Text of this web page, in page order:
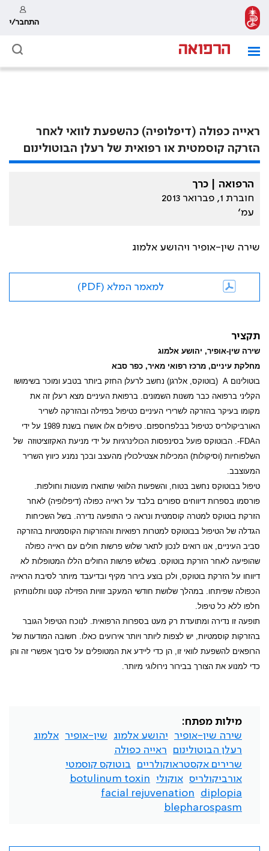
התחבר/י
ראייה כפולה (דיפלופיה) כהשפעת לוואי לאחר
הזרקה קוסמטית או רפואית של רעלן הבוטולינום
הרפואה | כרך
חוברת 1, פברואר 2013
עמ׳
שירה שין-אופיר ויהושע אלמוג
למאמר המלא (PDF)
תקציר
שירה שין-אופיר, יהושע אלמוג
מחלקת עיניים, מרכז רפואי מאיר, כפר סבא
בוטולינום A (בוטוקס, אלרגן) נחשב לרעלן החזק ביותר בטבע ומוכר בשימושו
הקליני ברפואה כבר משנות השמונים. ברפואת העיניים מצא רעלן זה את
מקומו בעיקר בהזרקה לשרירי העיניים כטיפול בפזילה ובהזרקה לשריר
האורביקולריס כטיפול בבלפרוספזם. טיפולים אלו אושרו בשנת 1989 על ידי
הFDA- . הבוטוקס פועל בסינפסות הכולינרגיות על ידי מניעת האקזוציטוזה של
השלפוחיות (וסיקולות) המכילות אצטילכולין מהעצב ובכך נמנע כיווץ השריר
המעוצבב.
טיפול בבוטוקס נחשב בטוח, והשפעות הלוואי שתוארו מועטות וחולפות.
פורסמו בספרות דיווחים ספורים בלבד על ראייה כפולה (דיפלופיה) לאחר
הזרקת בוטוקס למטרה קוסמטית ונראה כי התופעה נדירה. בשל השכיחות
הגדלה של הטיפול בבוטוקס למטרות רפואיות וההזרקות הקוסמטיות בהזרקה
סביב העיניים, אנו רואים לנכון לתאר שלוש פרשות חולים עם ראייה כפולה
שהופיעה לאחר הזרקת בוטוקס. בשלוש פרשות החולים הללו המטופלות לא
דיווחו על הזרקת בוטוקס, ולכן בוצע בירור מקיף ובדיעבד מיותר לסיבת הראייה
הכפולה שפיתחו. במהלך שלושת חודשי המעקב זוויות הפזילה קטנו ותלונותיהן
חלפו ללא כל טיפול.
תופעה זו נדירה ומתועדת רק מעט בספרות הרפואית. לנוכח הטיפול הגובר
בהזרקות קוסמטיות, יש לצפות ליותר ויותר אירועים כאלו. חשובה המודעות של
הרופאים להשפעת לוואי זו, הן כדי ליידע את המטופלים על סיבוך אפשרי זה והן
כדי למנוע את הצורך בבירור נירולוגי מיותר.
מילות מפתח:
שירה שין-אופיר
יהושע אלמוג שין-אופיר
אלמוג
רעלן הבוטולינום
ראייה כפולה
שרירים אקסטראוקולריים
בוטוקס קוסמטי
אורביקולריס
אוקולי
botulinum toxin
diplopia
facial rejuvenation
blepharospasm